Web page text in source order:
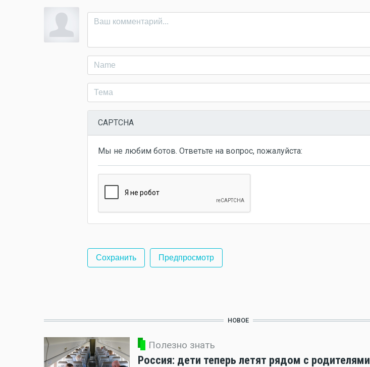
CAPTCHA
Мы не любим ботов. Ответьте на вопрос, пожалуйста:
НОВОЕ
Полезно знать
Россия: дети теперь летят рядом с родителями